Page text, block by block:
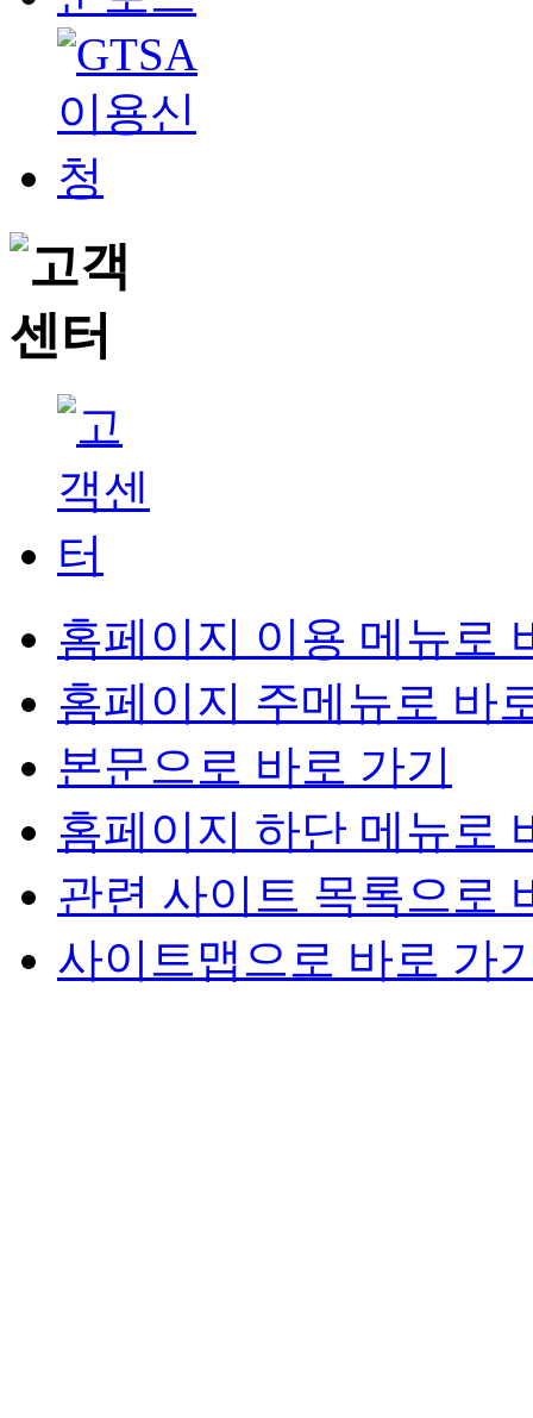
홈페이지 이용 메뉴로
홈페이지 주메뉴로 바
본문으로 바로 가기
홈페이지 하단 메뉴로
관련 사이트 목록으로
사이트맵으로 바로 가